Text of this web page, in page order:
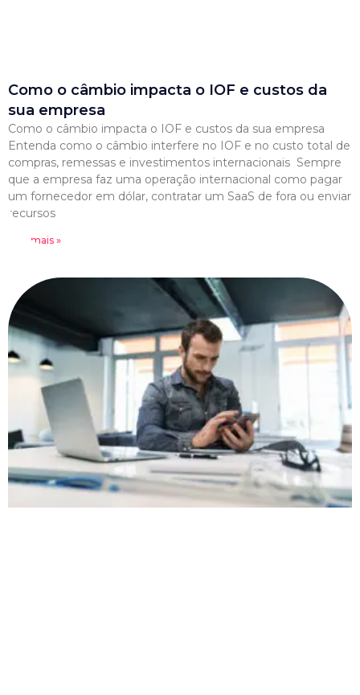
Como o câmbio impacta o IOF e custos da
sua empresa
Como o câmbio impacta o IOF e custos da sua empresa
Entenda como o câmbio interfere no IOF e no custo total de
compras, remessas e investimentos internacionais Sempre
que a empresa faz uma operação internacional como pagar
um fornecedor em dólar, contratar um SaaS de fora ou enviar
recursos
Leia mais »